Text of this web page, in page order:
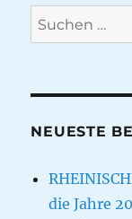
Suche
nach:
NEUESTE
die Jahre